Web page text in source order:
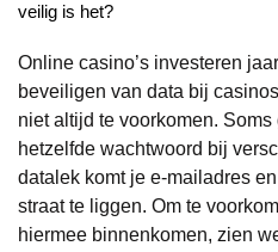
veilig is het?
Online casino’s investeren
beveiligen van data bij
niet altijd te voorkomen.
hetzelfde wachtwoord bij
datalek komt je e-mailadres
straat te liggen. Om te
hiermee binnenkomen, zien